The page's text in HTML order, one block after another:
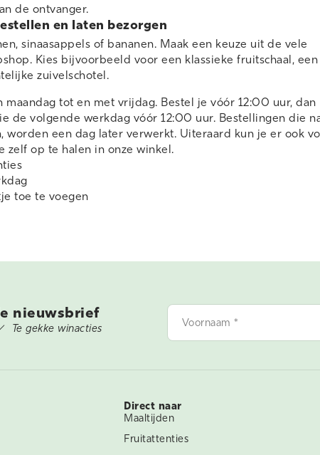
de ontvanger.
en laten bezorgen
sinaasappels of bananen. Maak een keuze uit de vele
Kies bijvoorbeeld voor een klassieke fruitschaal, een
zuivelschotel.
maandag tot en met vrijdag. Bestel je vóór 12:00 uur, dan
de volgende werkdag vóór 12:00 uur. Bestellingen die
worden een dag later verwerkt. Uiteraard kun je er ook
zelf op te halen in onze winkel.
toe te voegen
nieuwsbrief
Te gekke winacties
Voornaam
Direct naar
Maaltijden
Fruitattenties